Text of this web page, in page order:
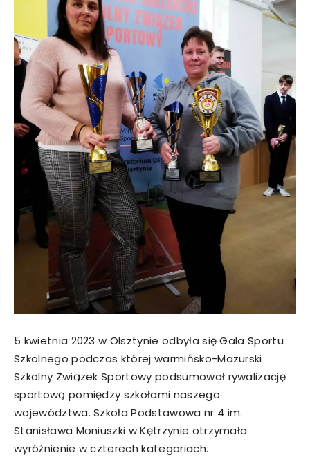
5 kwietnia 2023 w Olsztynie odbyła się Gala Sportu
Szkolnego podczas której warmińsko-Mazurski
Szkolny Związek Sportowy podsumował rywalizację
sportową pomiędzy szkołami naszego
województwa. Szkoła Podstawowa nr 4 im.
Stanisława Moniuszki w Kętrzynie otrzymała
wyróżnienie w czterech kategoriach.